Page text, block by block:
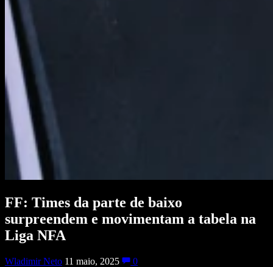
FF: Times da parte de baixo
surpreendem e movimentam a tabela na
Liga NFA
Wladimir Neto 11 maio, 2025
0